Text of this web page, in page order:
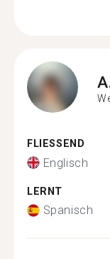
FLIESSEND
Englisch
LERNT
Spanisch